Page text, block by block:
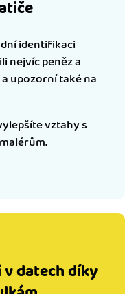
identifikaci
nejvíc peněz a
upozorní také na
vztahy s
datech díky